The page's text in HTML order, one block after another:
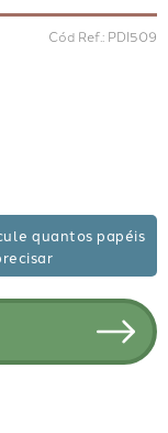
Cód Ref.: PDI509
quantos papéis